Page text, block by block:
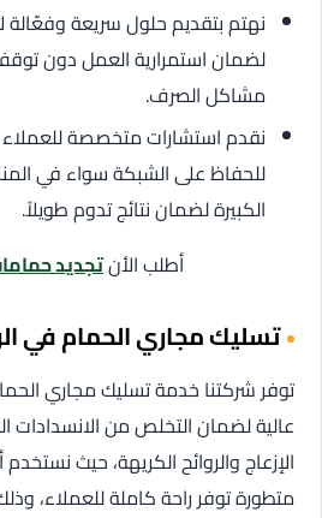
نهتم بتقديم حلول سريعة وفعّالة
لضمان استمرارية العمل دون
مشاكل الصرف.
نقدم استشارات متخصصة
للحفاظ على الشبكة سواء في
الكبيرة لضمان نتائج تدوم طويلاً.
أطلب الأنتجديد
تسليك مجاري الحمام في
توفر شركتنا خدمة تسليك مجاري
عالية لضمان التخلص من الانسدادات
الإزعاج والروائح الكريهة، حيث
متطورة توفر راحة كاملة للعملاء،